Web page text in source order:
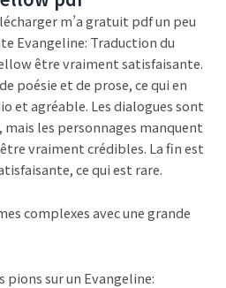
m’a gratuit pdf un peu
Evangeline: Traduction du
être vraiment satisfaisante.
poésie et de prose, ce qui en
et agréable. Les dialogues sont
les personnages manquent
vraiment crédibles. La fin est
ce qui est rare.
complexes avec une grande
pions sur un Evangeline: